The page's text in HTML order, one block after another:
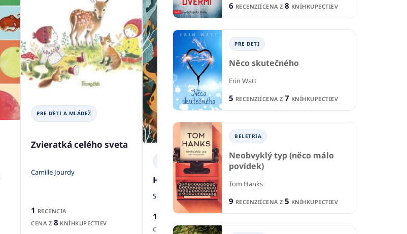
PRE DETI A MLÁDEŽ
Zvieratká celého sveta
Camille Jourdy
1 RECENCIA
CENA Z 8 KNÍHKUPECTIEV
PRE DETI A MLÁDEŽ
Horská čarodejnica
Skye McKenna
1
CENA Z8KNÍHKUPECTIEV
PRE DETI A MLÁDEŽ
Sara Holland
6 RECENZIÍCENA Z 8 KNÍHKUPECTIEV
PRE DETI
Něco skutečného
Erin Watt
5 RECENZIÍCENA Z 7 KNÍHKUPECTIEV
BELETRIA
Neobvyklý typ (něco málo
povídek)
Tom Hanks
9 RECENZIÍCENA Z 5 KNÍHKUPECTIEV